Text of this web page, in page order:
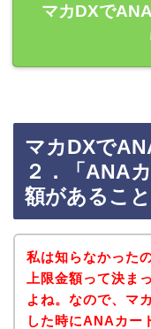
マカDXで
マカDXで
２．「ANA
額があるこ
私は知らなかった
上限金額って決ま
よね。なので、マ
した時にANAカー